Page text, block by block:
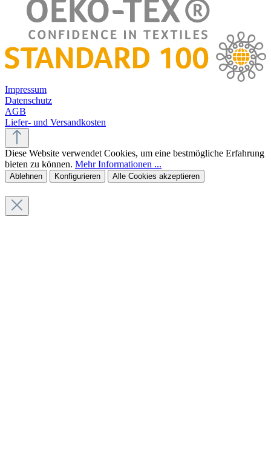
Impressum
Datenschutz
AGB
Liefer- und Versandkosten
Diese Website verwendet Cookies, um eine bestmögliche Erfahrung
bieten zu können. Mehr Informationen ...
Ablehnen Konfigurieren Alle Cookies akzeptieren